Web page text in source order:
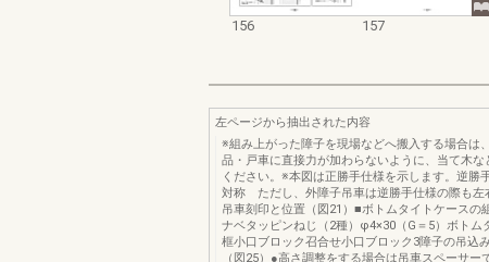
156 157
左ページから抽出された内容
※組み上がった障子を現場などへ搬入する場合は
品・戸車に直接力が加わらないように、当て木な
ください。※本図は正勝手仕様を示します。逆勝
対称 ただし、外障子吊車は逆勝手仕様の際も左
吊車刻印と位置（図21）■ボトムタイトケースの
ナベタッピンねじ（2種）φ4×30（G＝5）ボトム
框小口ブロック召合せ小口ブロック3障子の吊込
（図25）●高さ調整をする場合は吊車スペーサー